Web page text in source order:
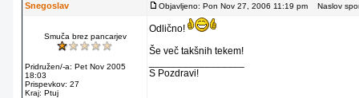
Snegoslav Objavljeno: Pon Nov 27, 2006 11:19 pm Naslov
Smuča brez pancarjev
Pridružen/-a: Pet Nov 2005
18:03
Prispevkov: 27
Kraj: Ptuj
Odlično!
Še več takšnih tekem!
S Pozdravi!